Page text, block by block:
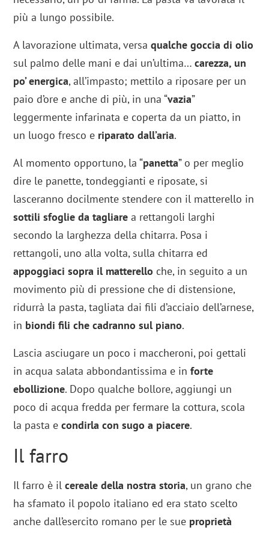
più a lungo possibile.
A lavorazione ultimata, versaqualche goccia di olio
sul palmo delle mani e dai un’ultima…carezza, un
po’ energica, all’impasto; mettilo a riposare per un
paio d’ore e anche di più, in una “vazia”
leggermente infarinata e coperta da un piatto, in
un luogo fresco e riparato dall’aria.
Al momento opportuno, la “panetta” o per meglio
dire le panette, tondeggianti e riposate, si
lasceranno docilmente stendere con il matterello in
sottili sfoglie da tagliare a rettangoli larghi
secondo la larghezza della chitarra. Posa i
rettangoli, uno alla volta, sulla chitarra ed
appoggiaci sopra il matterello che, in seguito a un
movimento più di pressione che di distensione,
ridurrà la pasta, tagliata dai fili d’acciaio dell’arnese,
in biondi fili che cadranno sul piano.
Lascia asciugare un poco i maccheroni, poi gettali
in acqua salata abbondantissima e inforte
ebollizione. Dopo qualche bollore, aggiungi un
poco di acqua fredda per fermare la cottura, scola
la pasta econdirla con sugo a piacere.
Il farro
Il farro è ilcereale della nostra storia, un grano che
ha sfamato il popolo italiano ed era stato scelto
anche dall’esercito romano per le sue proprietà